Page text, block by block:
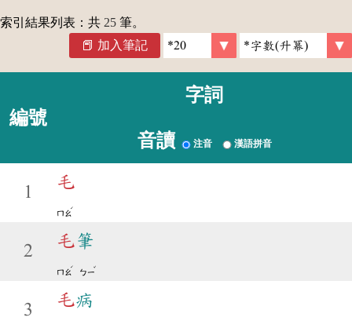
索引結果列表：共 25 筆。
加入筆記
編號
字詞
音讀 注音 漢語拼音
1
毛
ㄇㄠ
ˊ
2
毛筆
ㄇㄠ
ˊ
ㄅㄧ
ˇ
3
毛病